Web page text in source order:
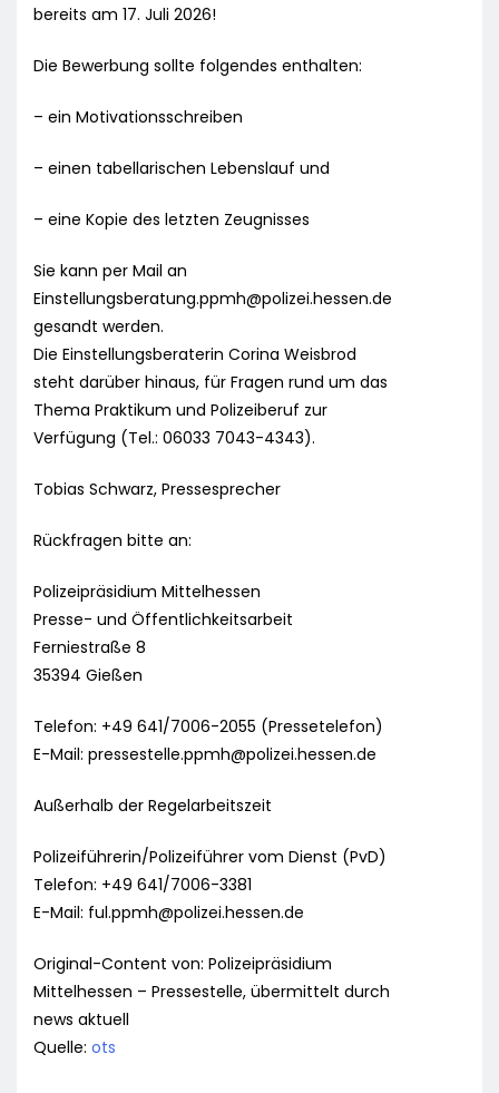
bereits am 17. Juli 2026!
Die Bewerbung sollte folgendes enthalten:
– ein Motivationsschreiben
– einen tabellarischen Lebenslauf und
– eine Kopie des letzten Zeugnisses
Sie kann per Mail an
Einstellungsberatung.ppmh@polizei.hessen.de
gesandt werden.
Die Einstellungsberaterin Corina Weisbrod
steht darüber hinaus, für Fragen rund um das
Thema Praktikum und Polizeiberuf zur
Verfügung (Tel.: 06033 7043-4343).
Tobias Schwarz, Pressesprecher
Rückfragen bitte an:
Polizeipräsidium Mittelhessen
Presse- und Öffentlichkeitsarbeit
Ferniestraße 8
35394 Gießen
Telefon: +49 641/7006-2055 (Pressetelefon)
E-Mail: pressestelle.ppmh@polizei.hessen.de
Außerhalb der Regelarbeitszeit
Polizeiführerin/Polizeiführer vom Dienst (PvD)
Telefon: +49 641/7006-3381
E-Mail: ful.ppmh@polizei.hessen.de
Original-Content von: Polizeipräsidium
Mittelhessen – Pressestelle, übermittelt durch
news aktuell
Quelle: ots